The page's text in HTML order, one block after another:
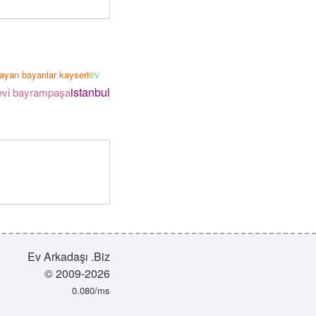
bayanlar kayseriev
bayrampaşaistanbul
Ev Arkadaşı .Biz
© 2009-2026
0.080/ms